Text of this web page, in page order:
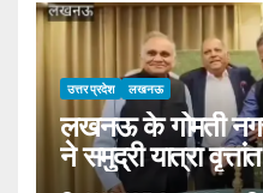
Shiva
उत्तर प्रदेश लखनऊ
लखनऊ के गोमती
ने समुद्री यात्रा